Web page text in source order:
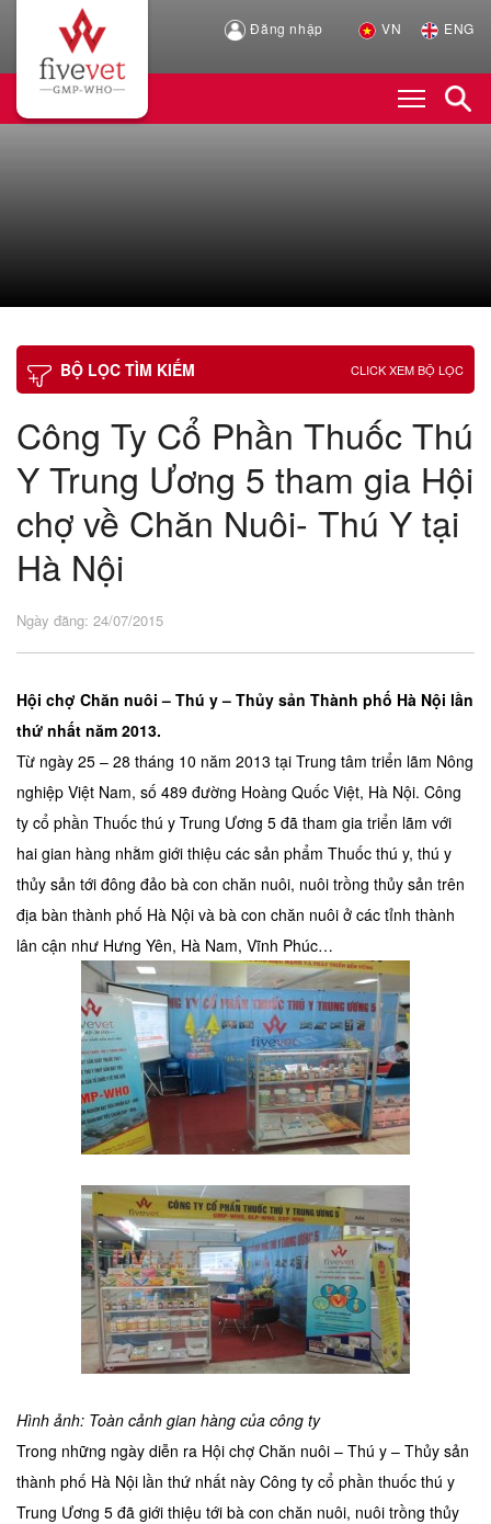
Đăng nhập VN ENG
BỘ LỌC TÌM KIẾM CLICK XEM BỘ LỌC
Công Ty Cổ Phần Thuốc Thú
Y Trung Ương 5 tham gia Hội
chợ về Chăn Nuôi- Thú Y tại
Hà Nội
Ngày đăng: 24/07/2015
Hội chợ Chăn nuôi – Thú y – Thủy sản Thành phố Hà Nội lần
thứ nhất năm 2013.
Từ ngày 25 – 28 tháng 10 năm 2013 tại Trung tâm triển lãm Nông
nghiệp Việt Nam, số 489 đường Hoàng Quốc Việt, Hà Nội. Công
ty cổ phần Thuốc thú y Trung Ương 5 đã tham gia triển lãm với
hai gian hàng nhằm giới thiệu các sản phẩm Thuốc thú y, thú y
thủy sản tới đông đảo bà con chăn nuôi, nuôi trồng thủy sản trên
địa bàn thành phố Hà Nội và bà con chăn nuôi ở các tỉnh thành
lân cận như Hưng Yên, Hà Nam, Vĩnh Phúc…
Hình ảnh: Toàn cảnh gian hàng của công ty
Trong những ngày diễn ra Hội chợ Chăn nuôi – Thú y – Thủy sản
thành phố Hà Nội lần thứ nhất này Công ty cổ phần thuốc thú y
Trung Ương 5 đã giới thiệu tới bà con chăn nuôi, nuôi trồng thủy